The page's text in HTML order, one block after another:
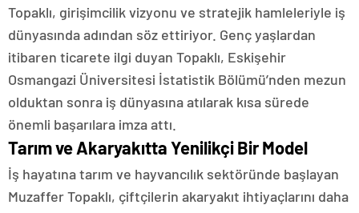
Topaklı, girişimcilik vizyonu ve stratejik hamleleriyle iş
dünyasında adından söz ettiriyor. Genç yaşlardan
itibaren ticarete ilgi duyan Topaklı, Eskişehir
Osmangazi Üniversitesi İstatistik Bölümü’nden mezun
olduktan sonra iş dünyasına atılarak kısa sürede
önemli başarılara imza attı.
Tarım ve Akaryakıtta Yenilikçi Bir Model
İş hayatına tarım ve hayvancılık sektöründe başlayan
Muzaffer Topaklı, çiftçilerin akaryakıt ihtiyaçlarını daha